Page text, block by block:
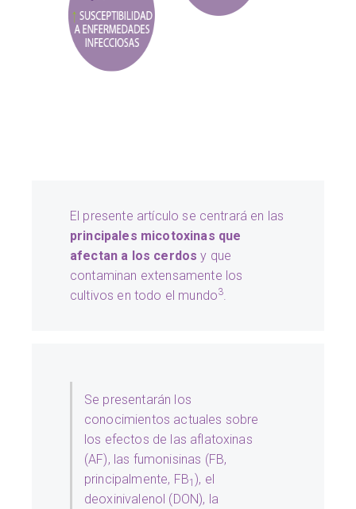
El presente artículo se centrará en las
principales micotoxinas que
afectan a los cerdosy que
contaminan extensamente los
cultivos en todo el mundo3
Se presentarán los
conocimientos actuales sobre
los efectos de las aflatoxinas
(AF), las fumonisinas (FB,
principalmente, FB1 ), el
deoxinivalenol (DON), la